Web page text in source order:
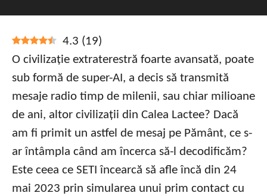
4.3 (19)
O civilizație extraterestră foarte avansată, poate
sub formă de super-AI, a decis să transmită
mesaje radio timp de milenii, sau chiar milioane
de ani, altor civilizații din Calea Lactee? Dacă
am fi primit un astfel de mesaj pe Pământ, ce s-
ar întâmpla când am încerca să-l decodificăm?
Este ceea ce SETI încearcă să afle încă din 24
mai 2023 prin simularea unui prim contact cu